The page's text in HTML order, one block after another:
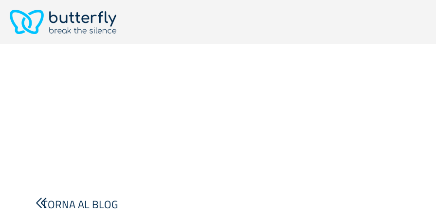
TORNA AL BLOG